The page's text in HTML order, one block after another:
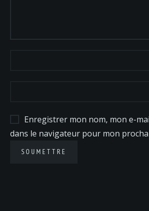
Enregistrer mon nom, mon e-
dans le navigateur pour mon